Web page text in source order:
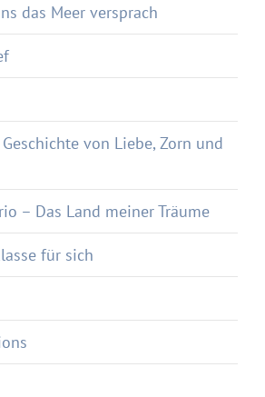
das Meer versprach
von Liebe, Zorn und
– Das Land meiner Träume
für sich